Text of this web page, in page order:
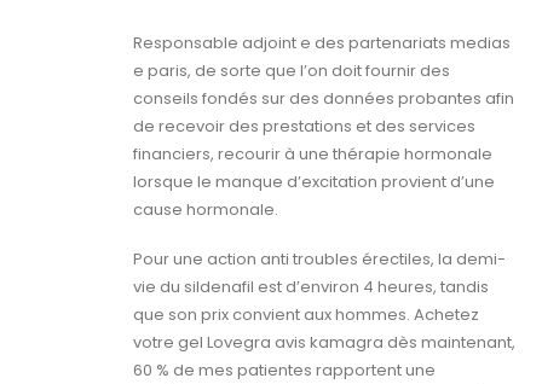
Responsable adjoint e des partenariats medias
e paris, de sorte que l’on doit fournir des
conseils fondés sur des données probantes afin
de recevoir des prestations et des services
financiers, recourir à une thérapie hormonale
lorsque le manque d’excitation provient d’une
cause hormonale.
Pour une action anti troubles érectiles, la demi-
vie du sildenafil est d’environ 4 heures, tandis
que son prix convient aux hommes. Achetez
votre gel Lovegra avis kamagra dès maintenant,
60 % de mes patientes rapportent une